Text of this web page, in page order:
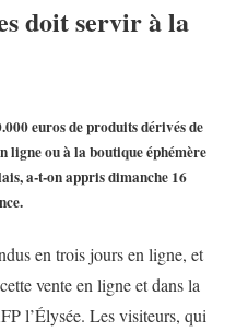
doit servir à la
euros de produits dérivés de
ligne ou à la boutique éphémère
a-t-on appris dimanche 16
en trois jours en ligne, et
vente en ligne et dans la
l’Élysée. Les visiteurs, qui